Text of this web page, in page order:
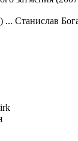
... Станислав